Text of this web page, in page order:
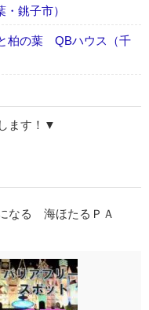
銚子市）
柏の葉 QBハウス（千
ます！▼
なる 海ほたるＰＡ